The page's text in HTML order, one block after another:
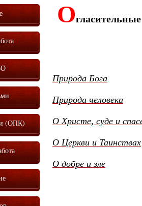
О
Природа Бога
Природа человека
О Христе, суде и
О Церкви и Таинствах
О добре и зле
(ОПК)